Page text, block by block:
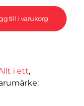
till i varukorg
i ett,